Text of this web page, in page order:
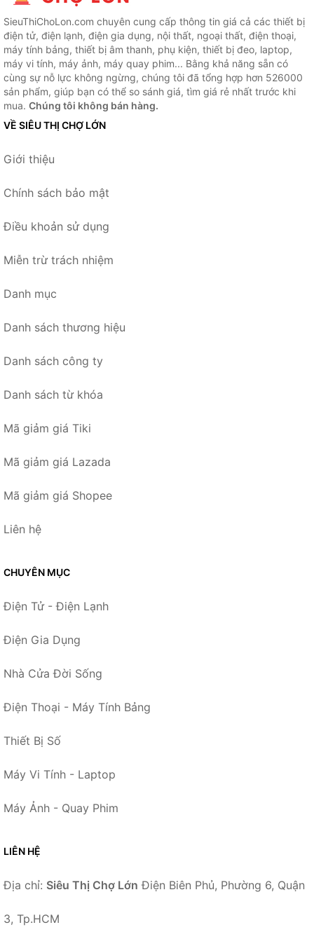
SieuThiChoLon.com chuyên cung cấp thông tin giá cả các thiết bị
điện tử, điện lạnh, điện gia dụng, nội thất, ngoại thất, điện thoại,
máy tính bảng, thiết bị âm thanh, phụ kiện, thiết bị đeo, laptop,
máy vi tính, máy ảnh, máy quay phim... Bằng khả năng sẵn có
cùng sự nỗ lực không ngừng, chúng tôi đã tổng hợp hơn 526000
sản phẩm, giúp bạn có thể so sánh giá, tìm giá rẻ nhất trước khi
mua. Chúng tôi không bán hàng.
VỀ SIÊU THỊ CHỢ LỚN
Giới thiệu
Chính sách bảo mật
Điều khoản sử dụng
Miễn trừ trách nhiệm
Danh mục
Danh sách thương hiệu
Danh sách công ty
Danh sách từ khóa
Mã giảm giá Tiki
Mã giảm giá Lazada
Mã giảm giá Shopee
Liên hệ
CHUYÊN MỤC
Điện Tử - Điện Lạnh
Điện Gia Dụng
Nhà Cửa Đời Sống
Điện Thoại - Máy Tính Bảng
Thiết Bị Số
Máy Vi Tính - Laptop
Máy Ảnh - Quay Phim
LIÊN HỆ
Địa chỉ: Siêu Thị Chợ Lớn Điện Biên Phủ, Phường 6, Quận
3, Tp.HCM